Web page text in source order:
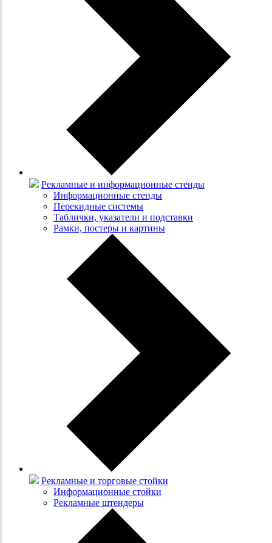
Рекламные и информационные стенды
Информационные стенды
Перекидные системы
Таблички, указатели и подставки
Рамки, постеры и картины
Рекламные и торговые стойки
Информационные стойки
Рекламные штендеры